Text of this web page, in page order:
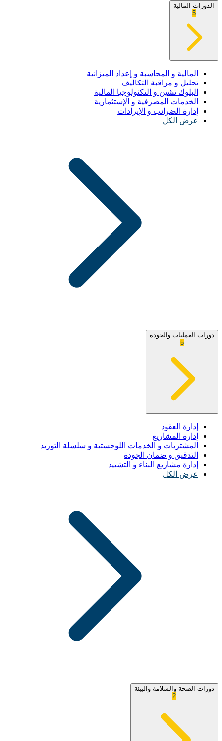
الدورات المالية
5
المالية و المحاسبة و إعداد الميزانية
تحليل و مراقبة التكاليف
البلوك تشين و التكنولوجيا المالية
الخدمات المصرفية و الإستثمارية
إدارة الضرائب و الإيرادات
عرض الكل
دورات العمليات والجودة
5
إدارة العقود
إدارة المشاريع
المشتريات و الخدمات اللوجستية و سلسلة التوريد
التدقيق و ضمان الجودة
إدارة مشاريع البناء و التشييد
عرض الكل
دورات الصحة والسلامة والبيئة
2